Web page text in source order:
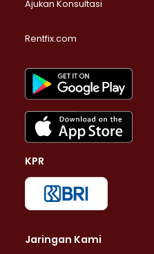
Ajukan Konsultasi
Rentfix.com
KPR
Jaringan Kami